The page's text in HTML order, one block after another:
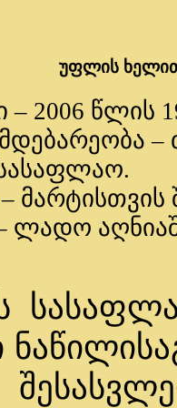
უფლის
2006 წლის
–
მარტისთვის
– ლადო